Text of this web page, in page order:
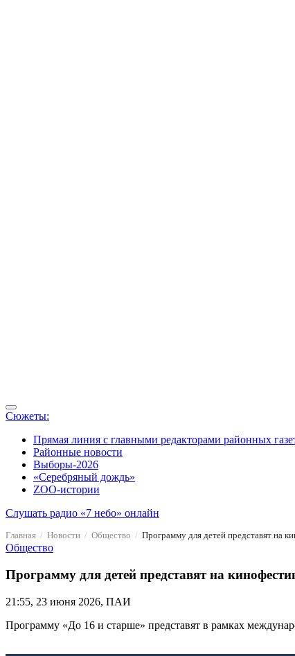
Сюжеты:
Прямая линия с главными редакторами районных
Районные новости
Выборы-2026
«Серебряный дождь»
ZOO-истории
Слушать радио «7 небо» онлайн
Главная Новости Общество Программу для детей представят на
Общество
Программу для детей представят на
21:55, 23 июня 2026, ПАИ
Программу «До 16 и старше» представят в рамках